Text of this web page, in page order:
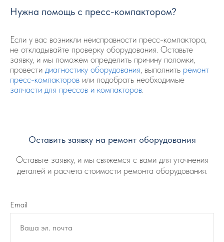
Нужна помощь с пресс-компактором?
Если у вас возникли неисправности пресс-компактора,
не откладывайте проверку оборудования. Оставьте
заявку, и мы поможем определить причину поломки,
провести диагностику оборудования, выполнить ремонт
пресс-компакторов или подобрать необходимые
запчасти для прессов и компакторов.
Оставить заявку на ремонт оборудования
Оставьте заявку, и мы свяжемся с вами для уточнения
деталей и расчета стоимости ремонта оборудования.
Email
Ваша эл. почта